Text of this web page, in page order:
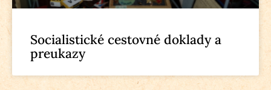
Socialistické cestovné doklady a
preukazy